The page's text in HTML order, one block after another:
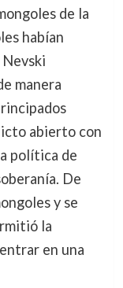
de la
habían
manera
abierto con
política de
De
y se
la
en una